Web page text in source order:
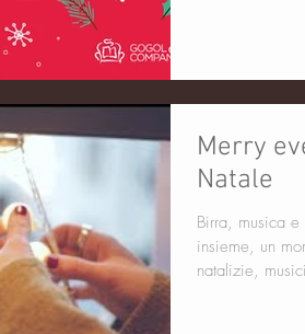
Merry
Natale
Birra, musica e regali. Un
insieme, un
natalizie,